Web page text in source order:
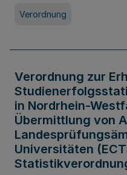
Verordnung
Verordnung zur
in Nordrhein-
Übermittlung von
Universitäten